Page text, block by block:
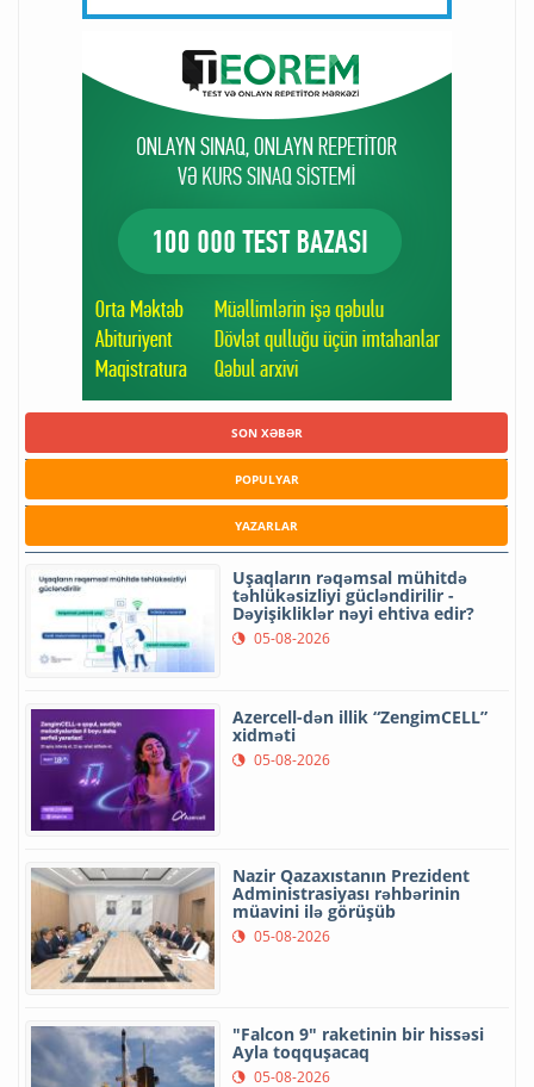
SON XƏBƏR
POPULYAR
YAZARLAR
Uşaqların rəqəmsal mühitdə
təhlükəsizliyi gücləndirilir -
Dəyişikliklər nəyi ehtiva edir?
05-08-2026
Azercell-dən illik “ZengimCELL”
xidməti
05-08-2026
Nazir Qazaxıstanın Prezident
Administrasiyası rəhbərinin
müavini ilə görüşüb
05-08-2026
"Falcon 9" raketinin bir hissəsi
Ayla toqquşacaq
05-08-2026